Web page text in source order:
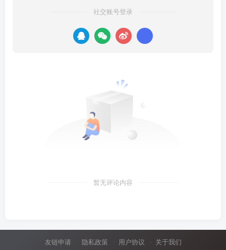
社交账号登录
暂无评论内容
友链申请 隐私政策 用户协议 关于我们